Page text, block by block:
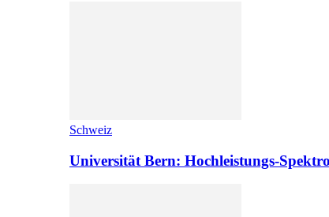
Schweiz
Universität Bern: Hochleistungs-